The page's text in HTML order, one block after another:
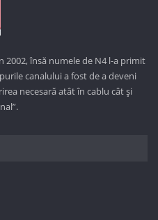
2002, însă numele de N4 l-a primit
canalului a fost de a deveni
necesară atât în cablu cât și